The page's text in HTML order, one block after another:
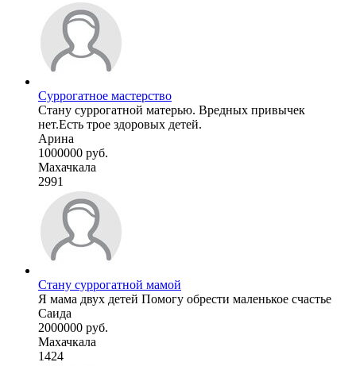
Суррогатное мастерство
Стану суррогатной матерью. Вредных привычек
нет.Есть трое здоровых детей.
Арина
1000000 руб.
Махачкала
2991
Стану суррогатной мамой
Я мама двух детей Помогу обрести маленькое счастье
Саида
2000000 руб.
Махачкала
1424